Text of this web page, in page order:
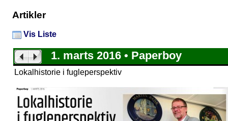
Artikler
Vis Liste
1. marts 2016 • Paperboy
Lokalhistorie i fugleperspektiv